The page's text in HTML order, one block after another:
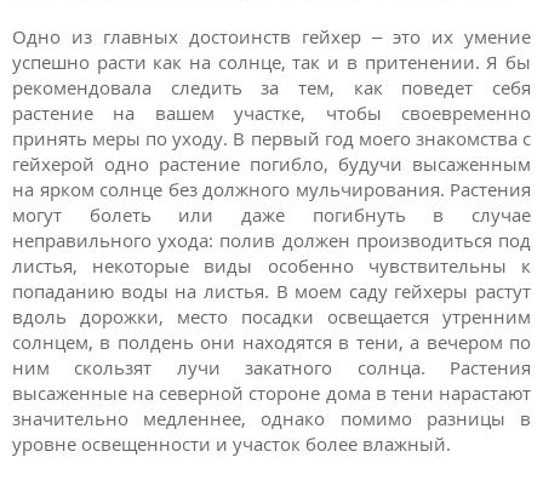
Одно из главных достоинств гейхер – это их умение
успешно расти как на солнце, так и в притенении. Я бы
рекомендовала следить за тем, как поведет себя
растение на вашем участке, чтобы своевременно
принять меры по уходу. В первый год моего знакомства с
гейхерой одно растение погибло, будучи высаженным
на ярком солнце без должного мульчирования. Растения
могут болеть или даже погибнуть в случае
неправильного ухода: полив должен производиться под
листья, некоторые виды особенно чувствительны к
попаданию воды на листья. В моем саду гейхеры растут
вдоль дорожки, место посадки освещается утренним
солнцем, в полдень они находятся в тени, а вечером по
ним скользят лучи закатного солнца. Растения
высаженные на северной стороне дома в тени нарастают
значительно медленнее, однако помимо разницы в
уровне освещенности и участок более влажный.